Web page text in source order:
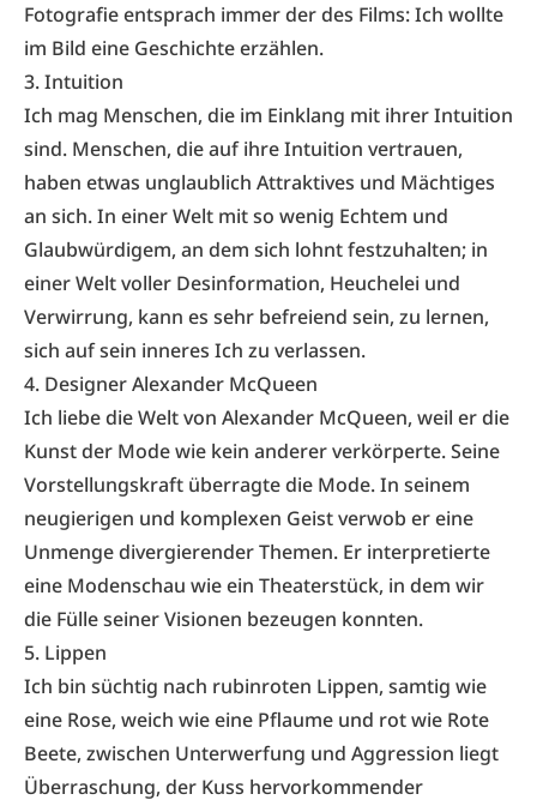
Fotografie entsprach immer der des Films: Ich wollte
im Bild eine Geschichte erzählen.
3. Intuition
Ich mag Menschen, die im Einklang mit ihrer Intuition
sind. Menschen, die auf ihre Intuition vertrauen,
haben etwas unglaublich Attraktives und Mächtiges
an sich. In einer Welt mit so wenig Echtem und
Glaubwürdigem, an dem sich lohnt festzuhalten; in
einer Welt voller Desinformation, Heuchelei und
Verwirrung, kann es sehr befreiend sein, zu lernen,
sich auf sein inneres Ich zu verlassen.
4. DesignerAlexander McQueen
Ich liebe die Welt von Alexander McQueen, weil er die
Kunst der Mode wie kein anderer verkörperte. Seine
Vorstellungskraft überragte die Mode. In seinem
neugierigen und komplexen Geist verwob er eine
Unmenge divergierender Themen. Er interpretierte
eine Modenschau wie ein Theaterstück, in dem wir
die Fülle seiner Visionen bezeugen konnten.
5. Lippen
Ich bin süchtig nach rubinroten Lippen, samtig wie
eine Rose, weich wie eine Pflaume und rot wie Rote
Beete, zwischen Unterwerfung und Aggression liegt
Überraschung, der Kuss hervorkommender